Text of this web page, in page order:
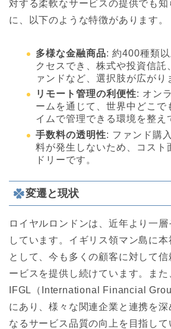
対する柔軟なサービスの提供でも
に、以下のような特徴があります。
多様な金融商品: 約400種類
クセスでき、株式や投資信託
ァンドなど、選択肢が広がり
リモート管理の利便性: オン
ームを通じて、世界中どこで
イムで管理できる環境を整え
手数料の透明性: ファンド購
料が発生しないため、コスト
ドリーです。
変遷と現状
ロイヤルロンドンは、近年より一
しています。イギリス領マン島に
として、今も多くの顧客に対して
ービスを提供し続けています。また
IFGL（International Financial
にあり、様々な関連企業と連携を深
なるサービス品質の向上を目指して